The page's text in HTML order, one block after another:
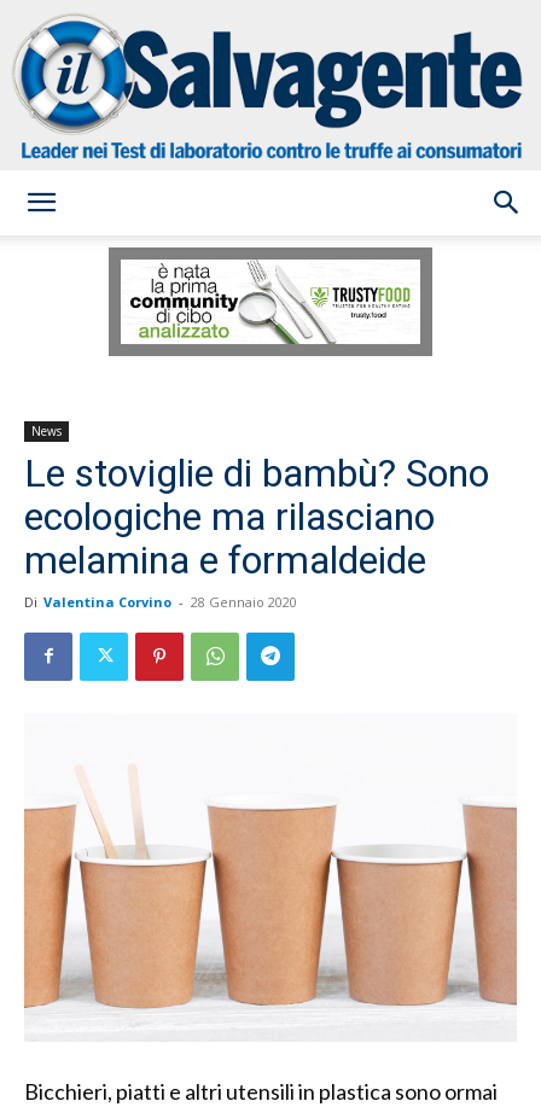
Salvagente
News
Le stoviglie di bambù? Sono
ecologiche ma rilasciano
melamina e formaldeide
Di Valentina Corvino - 28 Gennaio 2020
Bicchieri, piatti e altri utensili in plastica sono ormai